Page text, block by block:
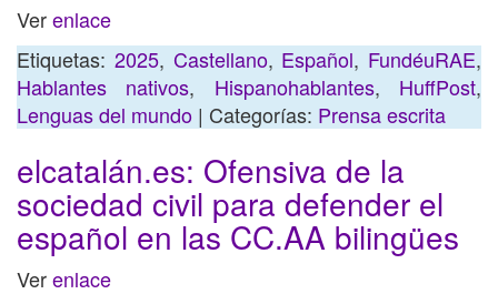
Verenlace
Etiquetas: 2025, Castellano, Español, FundéuRAE,
Hablantes nativos, Hispanohablantes, HuffPost,
Lenguas del mundo | Categorías: Prensa escrita
elcatalán.es: Ofensiva de la
sociedad civil para defender el
español en las CC.AA bilingües
Verenlace